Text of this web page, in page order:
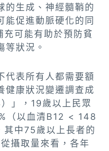
的生成、神經髓鞘的
能促進動脈硬化的同
可能有助於預防貧
等狀況。
代表所有人都需要額
健康狀況變遷調查成
」，19歲以上民眾
（以血清B12 < 148
中75歲以上長者的
攝取量來看，各年